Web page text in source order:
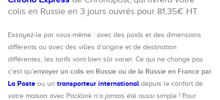
colis en Russie en 3 jours ouvrés pour 81,35€ HT.
Essayez-le par vous-même : avec des poids et des dimensions
différents ou avec des villes d’origine et de destination
différentes, les tarifs vont bien sûr varier. Ce qui ne change pas
c’est qu’envoyer un colis en Russie ou de la Russie en France par
La Poste ou un transporteur internationaldepuis le confort de
votre maison avec Packlink n’a jamais été aussi simple ! Pour